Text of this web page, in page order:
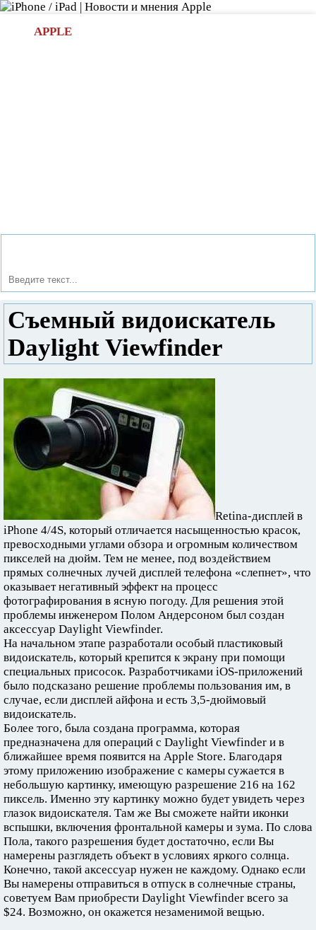
APPLE
Съемный видоискатель
Daylight Viewfinder
Retina-дисплей в
iPhone 4/4S, который отличается насыщенностью красок,
превосходными углами обзора и огромным количеством
пикселей на дюйм. Тем не менее, под воздействием
прямых солнечных лучей дисплей телефона «слепнет», что
оказывает негативный эффект на процесс
фотографирования в ясную погоду. Для решения этой
проблемы инженером Полом Андерсоном был создан
аксессуар Daylight Viewfinder.
На начальном этапе разработали особый пластиковый
видоискатель, который крепится к экрану при помощи
специальных присосок. Разработчиками iOS-приложений
было подсказано решение проблемы пользования им, в
случае, если дисплей айфона и есть 3,5-дюймовый
видоискатель.
Более того, была создана программа, которая
предназначена для операций с Daylight Viewfinder и в
ближайшее время появится на Apple Store. Благодаря
этому приложению изображение с камеры сужается в
небольшую картинку, имеющую разрешение 216 на 162
пиксель. Именно эту картинку можно будет увидеть через
глазок видоискателя. Там же Вы сможете найти иконки
вспышки, включения фронтальной камеры и зума. По слова
Пола, такого разрешения будет достаточно, если Вы
намерены разглядеть объект в условиях яркого солнца.
Конечно, такой аксессуар нужен не каждому. Однако если
Вы намерены отправиться в отпуск в солнечные страны,
советуем Вам приобрести Daylight Viewfinder всего за
$24. Возможно, он окажется незаменимой вещью.